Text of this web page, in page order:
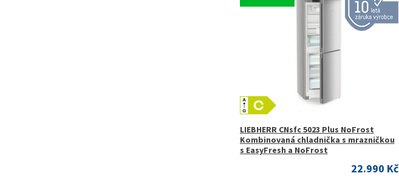
LIEBHERR CNsfc 5023 Plus NoFrost
Kombinovaná chladnička s mrazničkou
s EasyFresh a NoFrost
22.990 Kč